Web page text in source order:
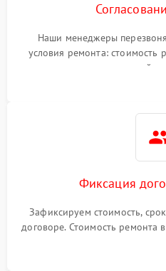
Наши менеджеры
условия ремонта: стоимость
Фиксация
Зафиксируем стоимость,
договоре. Стоимость ремонта